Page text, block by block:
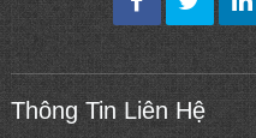
Thông Tin Liên Hệ